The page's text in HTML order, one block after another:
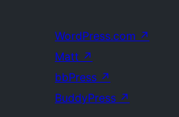
WordPress.com ↗
Matt ↗
bbPress ↗
BuddyPress ↗